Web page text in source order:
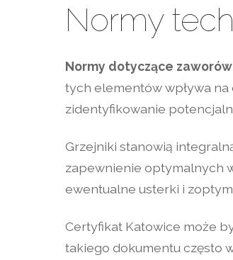
Normy
Normy dotyczące
tych elementów wpływa
zidentyfikowanie
Grzejniki stanowią
zapewnienie optymalnych
ewentualne usterki i
Certyfikat Katowice może
takiego dokumentu często